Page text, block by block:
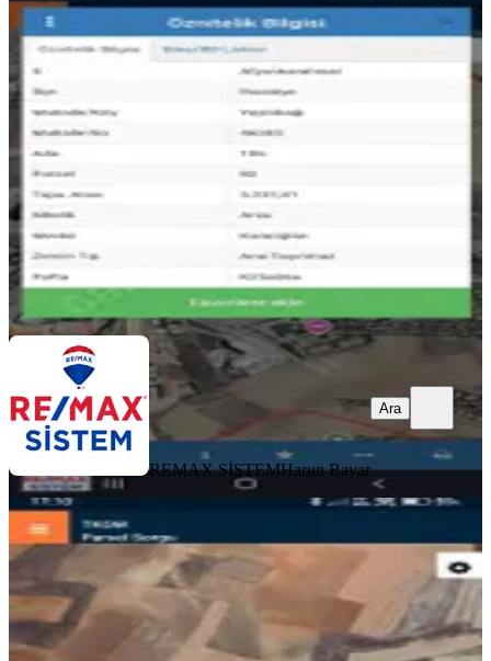
*gazlıgölün Merkezinde Turizm Tesis
İmarlı Fırsat Arsa*
İhsaniye, Esentepe Mahallesi
6.309/m²·
REMAX SİSTEM
REMAX SİSTEMHarun Bayar
Ara
Yaylabağı Kasabasında Termal
Bölgeye Yakın Satılık Tarla
İhsaniye, Esentepe Mahallesi
50900 m² · 21.07.2026